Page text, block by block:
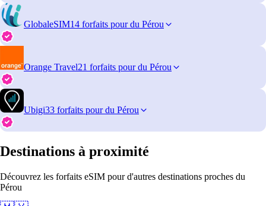
GlobaleSIM14 forfaits pour du Pérou
Orange Travel21 forfaits pour du Pérou
Ubigi33 forfaits pour du Pérou
Destinations à proximité
Découvrez les forfaits eSIM pour d'autres destinations proches du
Pérou